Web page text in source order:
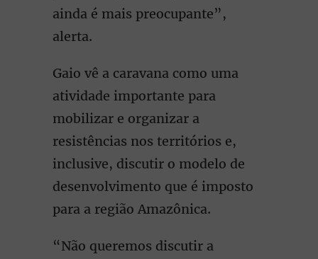
ainda é mais preocupante”,
alerta.
Gaio vê a caravana como uma
atividade importante para
mobilizar e organizar a
resistências nos territórios e,
inclusive, discutir o modelo de
desenvolvimento que é imposto
para a região Amazônica.
“Não queremos discutir a